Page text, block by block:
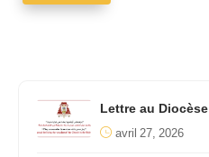
Lettre au Diocèse
avril 27, 2026